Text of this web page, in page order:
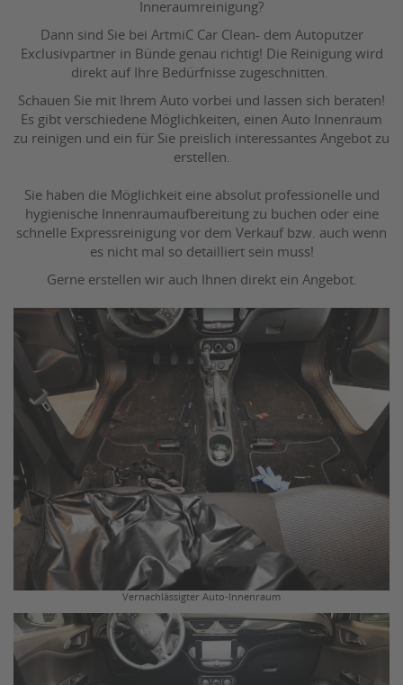
Inneraumreinigung?
Dann sind Sie bei ArtmiC Car Clean- dem Autoputzer
Exclusivpartner in Bünde genau richtig! Die Reinigung wird
direkt auf Ihre Bedürfnisse zugeschnitten.
Schauen Sie mit Ihrem Auto vorbei und lassen sich beraten!
Es gibt verschiedene Möglichkeiten, einen Auto Innenraum
zu reinigen und ein für Sie preislich interessantes Angebot zu
erstellen.
Sie haben die Möglichkeit eine absolut professionelle und
hygienische Innenraumaufbereitung zu buchen oder eine
schnelle Expressreinigung vor dem Verkauf bzw. auch wenn
es nicht mal so detailliert sein muss!
Gerne erstellen wir auch Ihnen direkt ein Angebot.
Vernachlässigter Auto-Innenraum